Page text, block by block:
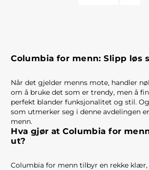
Columbia for menn: Slipp løs
Når det gjelder menns mote, handler
om å bruke det som er trendy, men å
perfekt blander funksjonalitet og stil.
som utmerker seg i denne avdelingen
menn.
Hva gjør at Columbia for
ut?
Columbia for menn tilbyr en rekke